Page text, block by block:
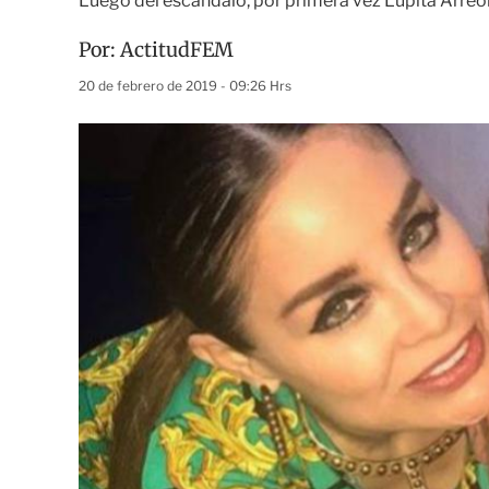
Por:ActitudFEM
20 de febrero de 2019 - 09:26 Hrs